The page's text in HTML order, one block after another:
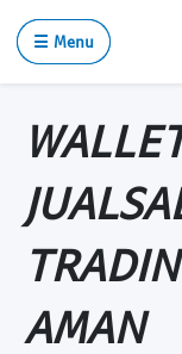
☰ Menu
AMAN